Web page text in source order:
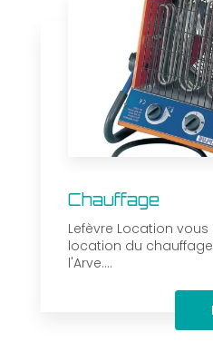
Chauffage
Lefèvre Location
location du
l'Arve....